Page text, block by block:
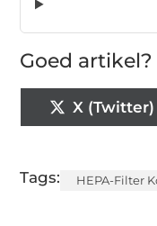
Goed
X (Twitter)
Tags: HEPA-Filter